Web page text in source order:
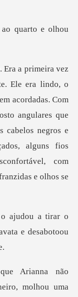
quarto e olhou
acordadas. Com
angulares que
cabelos negros e
rar o
e
molhou uma